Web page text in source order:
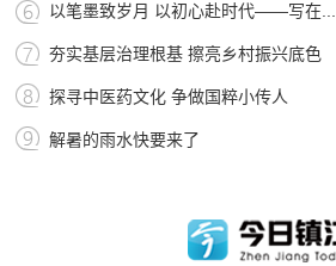
以笔墨致岁月 以初心赴时代——写在...
夯实基层治理根基 擦亮乡村振兴底色
探寻中医药文化 争做国粹小传人
解暑的雨水快要来了